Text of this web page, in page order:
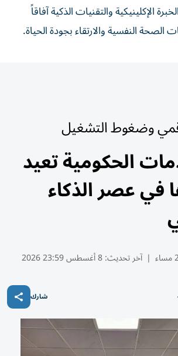
الإكلينيكية والتقنيات الذكية آفاقاً
الصحة النفسية والارتقاء بجودة الحياة.
وضغوط التشغيل
الحكومية تعيد
في عصر الذكاء
| آخر تحديث:8 أغسطس 23:59 2026
شارك